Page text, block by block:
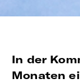
In der
Monaten